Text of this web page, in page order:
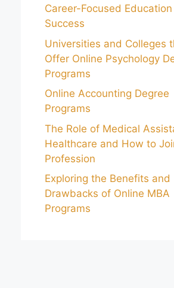
Career-Focused
Success
Universities and Colleges
Offer Online Psychology
Programs
Online Accounting Degree
Programs
The Role of Medical
Healthcare and How to
Profession
Exploring the Benefits and
Drawbacks of Online MBA
Programs